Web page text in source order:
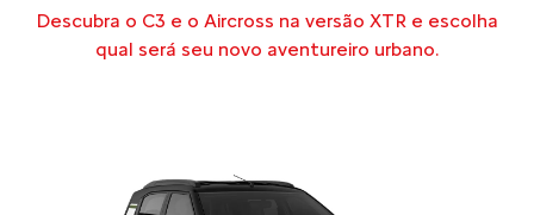
Descubra o C3 e o Aircross na versão XTR e escolha
qual será seu novo aventureiro urbano.